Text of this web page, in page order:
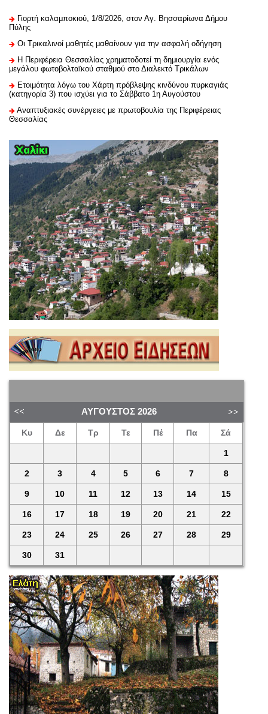
Γιορτή καλαμποκιού, 1/8/2026, στον Αγ. Βησσαρίωνα Δήμου
Πύλης
Οι Τρικαλινοί μαθητές μαθαίνουν για την ασφαλή οδήγηση
H Περιφέρεια Θεσσαλίας χρηματοδοτεί τη δημιουργία ενός
μεγάλου φωτοβολταϊκού σταθμού στο Διαλεκτό Τρικάλων
Ετοιμότητα λόγω του Χάρτη πρόβλεψης κινδύνου πυρκαγιάς
(κατηγορία 3) που ισχύει για το Σάββατο 1η Αυγούστου
Αναπτυξιακές συνέργειες με πρωτοβουλία της Περιφέρειας
Θεσσαλίας
ΑΎΓΟΥΣΤΟΣ 2026
Κυ Δε Τρ Τε Πέ Πα Σά
1
2 3 4 5 6 7 8
9 10 11 12 13 14 15
16 17 18 19 20 21 22
23 24 25 26 27 28 29
30 31